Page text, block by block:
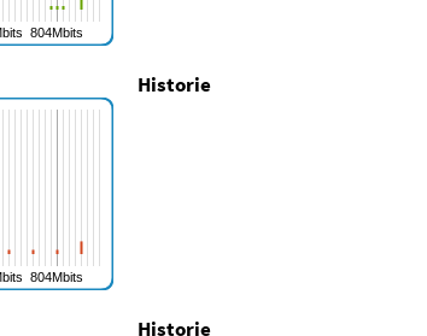
Historie
Historie